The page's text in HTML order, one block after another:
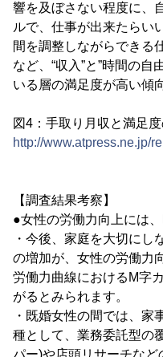
響を及ぼさない程度に、
ルで、仕事が出来たらい
間を調整しながらできる
など、“収入”と”時間の自
いる層の満足度が高い傾
図4：手取り月収と満足
http://www.atpress.ne.jp/
【調査結果考察】
●女性の労働力向上には
・今後、家庭を大切にし
の増加が、女性の労働力
労働力曲線におけるM字
がるとみられます。
・既婚女性の間では、家
種として、業務委託型の
パー)や店頭リサーチな